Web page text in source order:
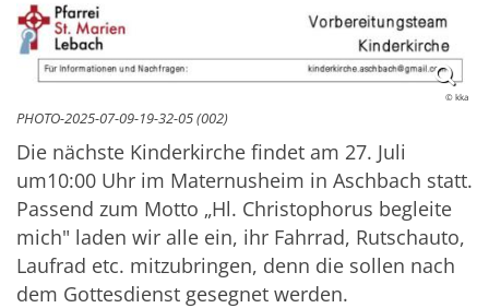
© kka
PHOTO-2025-07-09-19-32-05 (002)
Die nächste Kinderkirche findet am 27. Juli
um10:00 Uhr im Maternusheim in Aschbach statt.
Passend zum Motto „Hl. Christophorus begleite
mich" laden wir alle ein, ihr Fahrrad, Rutschauto,
Laufrad etc. mitzubringen, denn die sollen nach
dem Gottesdienst gesegnet werden.